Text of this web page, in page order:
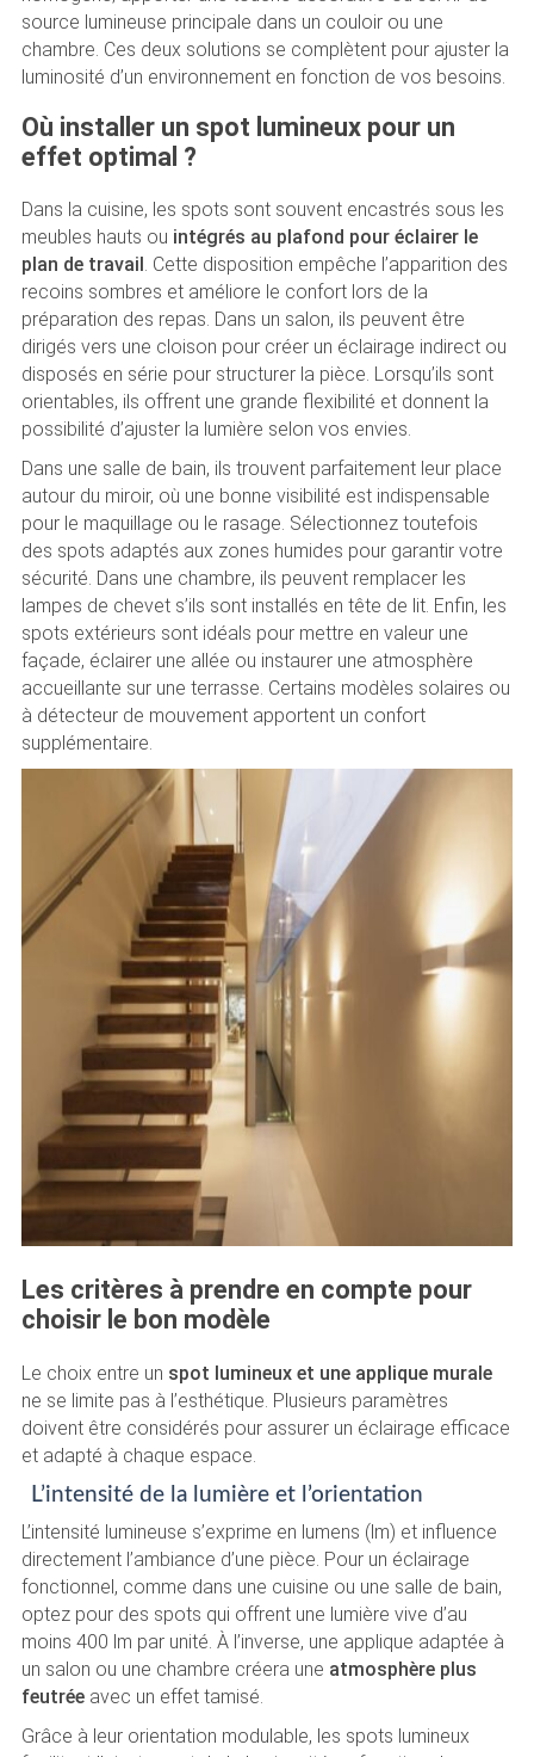
source lumineuse principale dans un couloir ou une
chambre. Ces deux solutions se complètent pour ajuster la
luminosité d’un environnement en fonction de vos besoins.
Où installer un spot lumineux pour un
effet optimal ?
Dans la cuisine, les spots sont souvent encastrés sous les
meubles hauts ou intégrés au plafond pour éclairer le
plan de travail . Cette disposition empêche l’apparition des
recoins sombres et améliore le confort lors de la
préparation des repas. Dans un salon, ils peuvent être
dirigés vers une cloison pour créer un éclairage indirect ou
disposés en série pour structurer la pièce. Lorsqu’ils sont
orientables, ils offrent une grande flexibilité et donnent la
possibilité d’ajuster la lumière selon vos envies.
Dans une salle de bain, ils trouvent parfaitement leur place
autour du miroir, où une bonne visibilité est indispensable
pour le maquillage ou le rasage. Sélectionnez toutefois
des spots adaptés aux zones humides pour garantir votre
sécurité. Dans une chambre, ils peuvent remplacer les
lampes de chevet s’ils sont installés en tête de lit. Enfin, les
spots extérieurs sont idéals pour mettre en valeur une
façade, éclairer une allée ou instaurer une atmosphère
accueillante sur une terrasse. Certains modèles solaires ou
à détecteur de mouvement apportent un confort
supplémentaire.
Les critères à prendre en compte pour
choisir le bon modèle
Le choix entre un spot lumineux et une applique murale
ne se limite pas à l’esthétique. Plusieurs paramètres
doivent être considérés pour assurer un éclairage efficace
et adapté à chaque espace.
L’intensité de la lumière et l’orientation
L’intensité lumineuse s’exprime en lumens (lm) et influence
directement l’ambiance d’une pièce. Pour un éclairage
fonctionnel, comme dans une cuisine ou une salle de bain,
optez pour des spots qui offrent une lumière vive d’au
moins 400 lm par unité. À l’inverse, une applique adaptée à
un salon ou une chambre créera une atmosphère plus
feutréeavec un effet tamisé.
Grâce à leur orientation modulable, les spots lumineux